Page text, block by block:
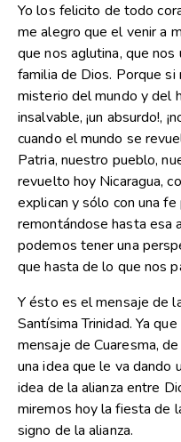
Yo los felicito de todo
me alegro que el venir a
que nos aglutina, que nos
familia de Dios. Porque
misterio del mundo y del
insalvable, ¡un absurdo!,
cuando el mundo se
Patria, nuestro pueblo,
revuelto hoy Nicaragua,
explican y sólo con una
remontándose hasta esa
podemos tener una
que hasta de lo que nos
Y ésto es el mensaje de
Santísima Trinidad. Ya
mensaje de Cuaresma,
una idea que le va dando
idea de la alianza entre
miremos hoy la fiesta de
signo de la alianza.